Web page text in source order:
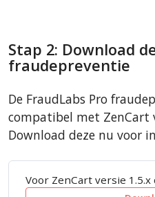
Stap 2: Download
fraudepreventie
De FraudLabs Pro
compatibel met ZenCart
Download deze nu voor
Voor ZenCart versie